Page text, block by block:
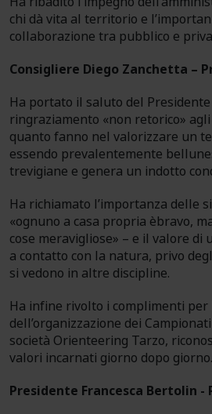
chi dà vita al territorio e
collaborazione tra pubblico e
Consigliere Diego Zanchetta –
Ha portato il saluto del
ringraziamento «non retorico»
quanto fanno nel valorizzare un
essendo prevalentemente
trevigiane e genera un indotto
Ha richiamato l’importanza delle
«ognuno a casa propria èbravo,
cose meravigliose» – e il valore di
a contatto con la natura, privo
si vedono in altre discipline.
Ha infine rivolto i complimenti per
dell’organizzazione dei
società Orienteering Tarzo,
valori incarnati giorno dopo giorno.
Presidente Francesca Bertolin -